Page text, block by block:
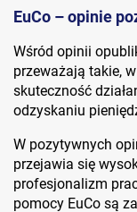
EuCo – opinie
Wśród opinii
przeważają takie,
skuteczność
odzyskaniu
W pozytywnych
przejawia się
profesjonalizm
pomocy EuCo są